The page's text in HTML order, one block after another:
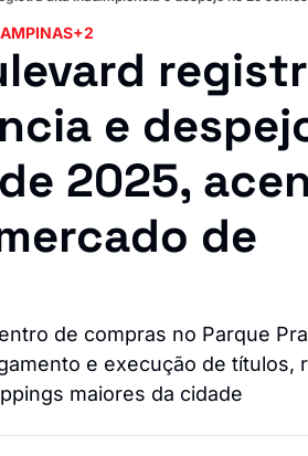
+2
e
2025,
de
de compras no Parque
e execução de títulos,
maiores da cidade